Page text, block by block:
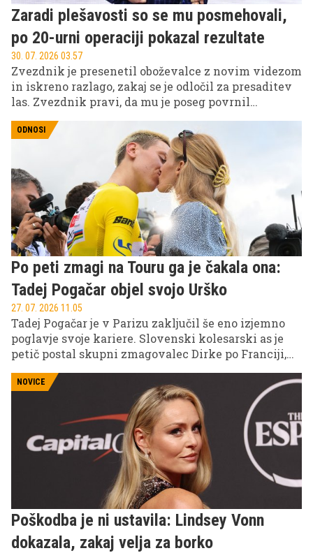
Zaradi plešavosti so se mu posmehovali,
po 20-urni operaciji pokazal rezultate
30. 07. 2026 03.57
Zvezdnik je presenetil oboževalce z novim videzom
in iskreno razlago, zakaj se je odločil za presaditev
las. Zvezdnik pravi, da mu je poseg povrnil
samozavest, danes pa obžaluje le eno – da tega ni
storil že prej.
ODNOSI
Po peti zmagi na Touru ga je čakala ona:
Tadej Pogačar objel svojo Urško
27. 07. 2026 11.05
Tadej Pogačar je v Parizu zaključil še eno izjemno
poglavje svoje kariere. Slovenski kolesarski as je
petič postal skupni zmagovalec Dirke po Franciji,
največje in najprestižnejše kolesarske preizkušnje
na svetu. Po zgodovinskem triumfu v Parizu ga je
pričakal še en poseben trenutek – srečanje z osebo,
ki mu že leta stoji ob strani.
NOVICE
Poškodba je ni ustavila: Lindsey Vonn
dokazala, zakaj velja za borko